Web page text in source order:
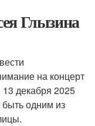
Глызина
на концерт
декабря 2025
одним из